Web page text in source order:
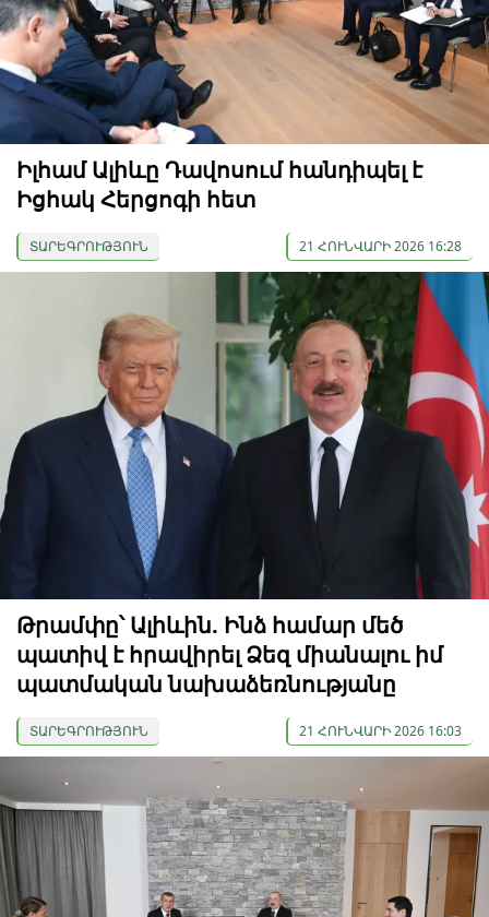
Իլհամ Ալիևը Դավոսում հանդիպել է
Իցհակ Հերցոգի հետ
ՏԱՐԵԳՐՈՒԹՅՈՒՆ 21 ՀՈՒՆՎԱՐԻ 2026 16:28
Թրամփը՝ Ալիևին. Ինձ համար մեծ
պատիվ է հրավիրել Ձեզ միանալու իմ
պատմական նախաձեռնությանը
ՏԱՐԵԳՐՈՒԹՅՈՒՆ 21 ՀՈՒՆՎԱՐԻ 2026 16:03